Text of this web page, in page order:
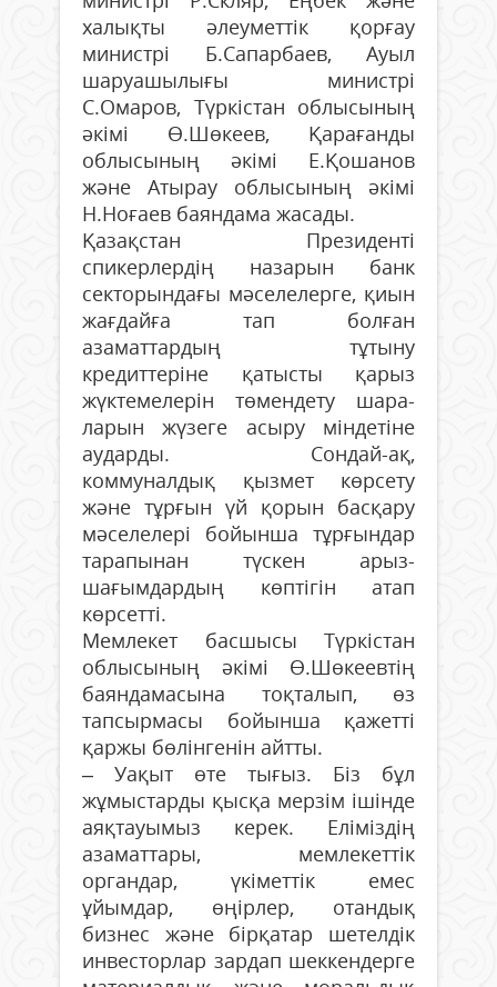
халықты әлеуметтік қорғау
министрі Б.Сапарбаев, Ауыл
шаруашылығы министрі
С.Омаров, Түркістан облысының
әкімі Ө.Шөкеев, Қарағанды
облысының әкімі Е.Қошанов
және Атырау облысының әкімі
Н.Ноғаев баяндама жасады.
Қазақстан Президенті
спикерлердің назарын банк
секторындағы мәселелерге, қиын
жағдайға тап болған
азаматтардың тұтыну
кредиттеріне қатысты қарыз
жүктемелерін төмендету шара­
ларын жүзеге асыру міндетіне
аударды. Сондай-ақ,
коммуналдық қызмет көрсету
және тұрғын үй қорын басқару
мәселелері бойынша тұрғындар
тарапынан түскен арыз-
шағымдардың көптігін атап
көрсетті.
Мемлекет басшысы Түркістан
облысының әкімі Ө.Шөкеевтің
баяндамасына тоқталып, өз
тапсырмасы бойынша қажетті
қаржы бөлінгенін айтты.
– Уақыт өте тығыз. Біз бұл
жұмыстарды қысқа мерзім ішінде
аяқтауымыз керек. Еліміздің
азаматтары, мемлекеттік
органдар, үкіметтік емес
ұйымдар, өңірлер, отандық
бизнес және бірқатар шетелдік
инвесторлар зардап шеккендерге